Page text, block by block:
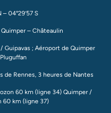
– 04°29’57 S
– Châteaulin
Guipavas ; Aéroport de Quimper
de Rennes, 3 heures de Nantes
60 km (ligne 34) Quimper /
60 km (ligne 37)